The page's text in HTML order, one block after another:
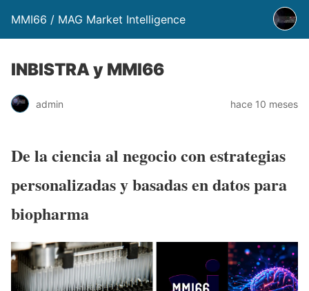
MMI66 / MAG Market Intelligence
INBISTRA y MMI66
admin hace 10 meses
De la ciencia al negocio con estrategias
personalizadas y basadas en datos para
biopharma